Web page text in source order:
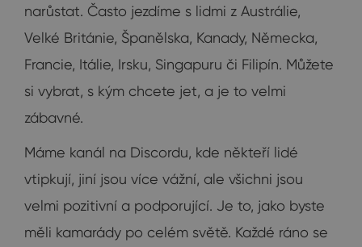
narůstat. Často jezdíme s lidmi z Austrálie,
Velké Británie, Španělska, Kanady, Německa,
Francie, Itálie, Irsku, Singapuru či Filipín. Můžete
si vybrat, s kým chcete jet, a je to velmi
zábavné.
Máme kanál na Discordu, kde někteří lidé
vtipkují, jiní jsou více vážní, ale všichni jsou
velmi pozitivní a podporující. Je to, jako byste
měli kamarády po celém světě. Každé ráno se